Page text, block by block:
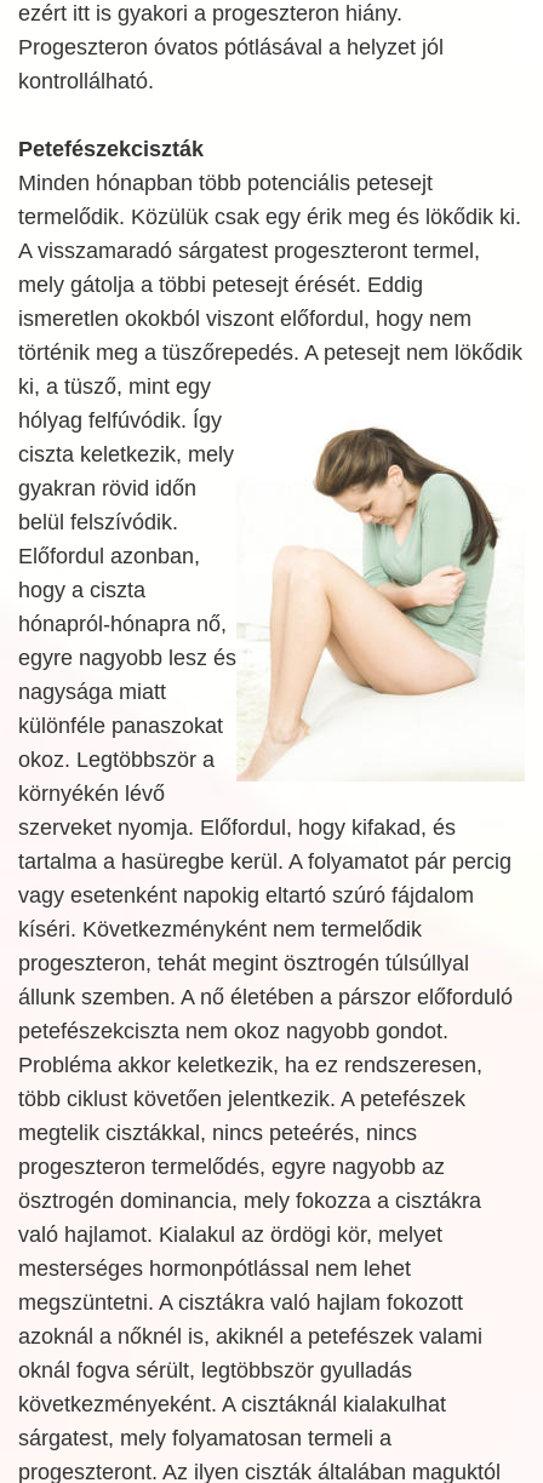
ezért itt is gyakori a progeszteron hiány.
Progeszteron óvatos pótlásával a helyzet jól
kontrollálható.
Petefészekciszták
Minden hónapban több potenciális petesejt
termelődik. Közülük csak egy érik meg és lökődik ki.
A visszamaradó sárgatest progeszteront termel,
mely gátolja a többi petesejt érését. Eddig
ismeretlen okokból viszont előfordul, hogy nem
történik meg a tüszőrepedés. A petesejt nem lökődik
ki, a tüsző, mint egy
hólyag felfúvódik. Így
ciszta keletkezik, mely
gyakran rövid időn
belül felszívódik.
Előfordul azonban,
hogy a ciszta
hónapról-hónapra nő,
egyre nagyobb lesz és
nagysága miatt
különféle panaszokat
okoz. Legtöbbször a
környékén lévő
szerveket nyomja. Előfordul, hogy kifakad, és
tartalma a hasüregbe kerül. A folyamatot pár percig
vagy esetenként napokig eltartó szúró fájdalom
kíséri. Következményként nem termelődik
progeszteron, tehát megint ösztrogén túlsúllyal
állunk szemben. A nő életében a párszor előforduló
petefészekciszta nem okoz nagyobb gondot.
Probléma akkor keletkezik, ha ez rendszeresen,
több ciklust követően jelentkezik. A petefészek
megtelik cisztákkal, nincs peteérés, nincs
progeszteron termelődés, egyre nagyobb az
ösztrogén dominancia, mely fokozza a cisztákra
való hajlamot. Kialakul az ördögi kör, melyet
mesterséges hormonpótlással nem lehet
megszüntetni. A cisztákra való hajlam fokozott
azoknál a nőknél is, akiknél a petefészek valami
oknál fogva sérült, legtöbbször gyulladás
következményeként. A cisztáknál kialakulhat
sárgatest, mely folyamatosan termeli a
progeszteront. Az ilyen ciszták általában maguktól